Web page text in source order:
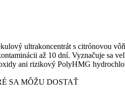
ultrakoncentrát s citrónovou
až 10 dní. Vyznačuje sa
ani rizikový PolyHMG
SA MÔŽU DOSTAŤ